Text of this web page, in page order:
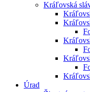
Kráľovská
Úrad